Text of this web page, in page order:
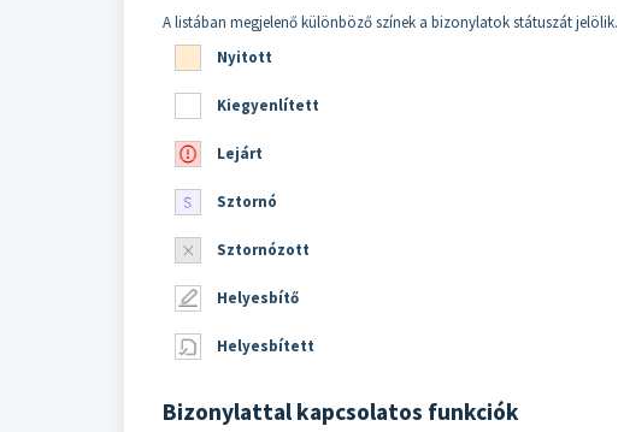
A listában megjelenő különböző színek a bizonylatok státuszát jelölik.
Nyitott
Kiegyenlített
Lejárt
Sztornó
Sztornózott
Helyesbítő
Helyesbített
Bizonylattal kapcsolatos funkciók